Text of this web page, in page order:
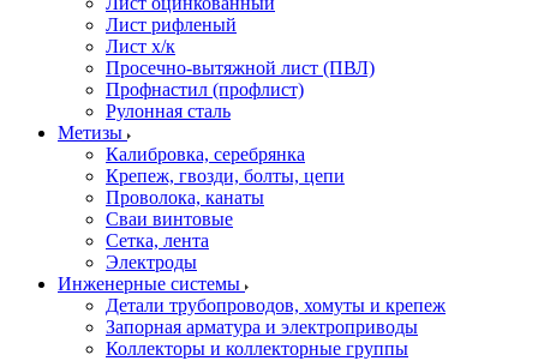
Лист рифленый
Лист х/к
Просечно-вытяжной лист (ПВЛ)
Профнастил (профлист)
Рулонная сталь
Метизы
Калибровка, серебрянка
Крепеж, гвозди, болты, цепи
Проволока, канаты
Сваи винтовые
Сетка, лента
Электроды
Инженерные системы
Детали трубопроводов, хомуты и крепеж
Запорная арматура и электроприводы
Коллекторы и коллекторные группы